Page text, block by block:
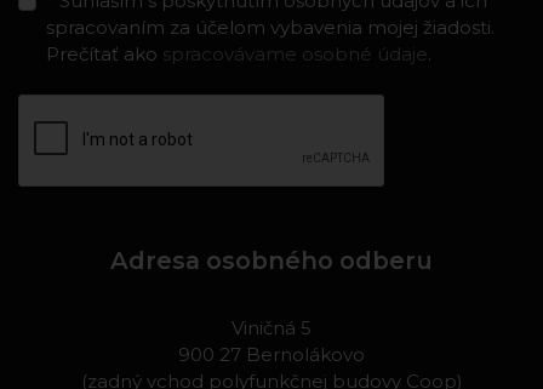
spracovaním za účelom vybavenia mojej žiadosti.
Prečítať ako spracovávame osobné údaje.
Adresa osobného odberu
Viničná 5
900 27 Bernolákovo
(zadný vchod polyfunkčnej budovy Coop)